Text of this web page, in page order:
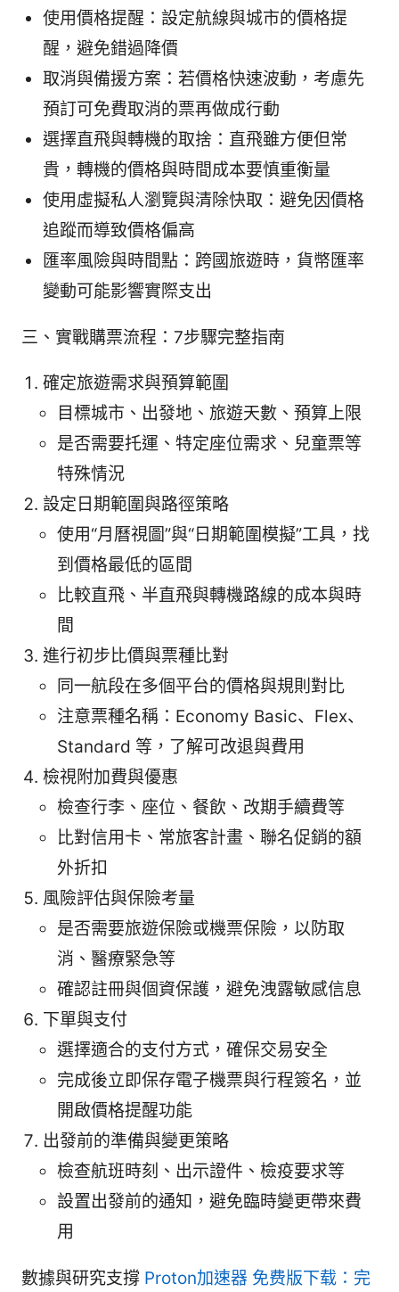
使用價格提醒：設定航線與城市的價格提
醒，避免錯過降價
取消與備援方案：若價格快速波動，考慮先
預訂可免費取消的票再做成行動
選擇直飛與轉機的取捨：直飛雖方便但常
貴，轉機的價格與時間成本要慎重衡量
使用虛擬私人瀏覽與清除快取：避免因價格
追蹤而導致價格偏高
匯率風險與時間點：跨國旅遊時，貨幣匯率
變動可能影響實際支出
三、實戰購票流程：7步驟完整指南
確定旅遊需求與預算範圍
目標城市、出發地、旅遊天數、預算上限
是否需要托運、特定座位需求、兒童票等
特殊情況
設定日期範圍與路徑策略
使用“月曆視圖”與“日期範圍模擬”工具，找
到價格最低的區間
比較直飛、半直飛與轉機路線的成本與時
間
進行初步比價與票種比對
同一航段在多個平台的價格與規則對比
注意票種名稱：Economy Basic、Flex、
Standard 等，了解可改退與費用
檢視附加費與優惠
檢查行李、座位、餐飲、改期手續費等
比對信用卡、常旅客計畫、聯名促銷的額
外折扣
風險評估與保險考量
是否需要旅遊保險或機票保險，以防取
消、醫療緊急等
確認註冊與個資保護，避免洩露敏感信息
下單與支付
選擇適合的支付方式，確保交易安全
完成後立即保存電子機票與行程簽名，並
開啟價格提醒功能
出發前的準備與變更策略
檢查航班時刻、出示證件、檢疫要求等
設置出發前的通知，避免臨時變更帶來費
用
數據與研究支撐 Proton加速器 免费版下载：完